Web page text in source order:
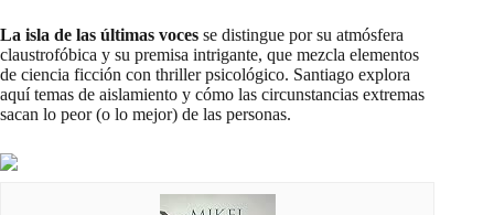
La isla de las últimas voces se distingue por su atmósfera
claustrofóbica y su premisa intrigante, que mezcla elementos
de ciencia ficción con thriller psicológico. Santiago explora
aquí temas de aislamiento y cómo las circunstancias extremas
sacan lo peor (o lo mejor) de las personas.